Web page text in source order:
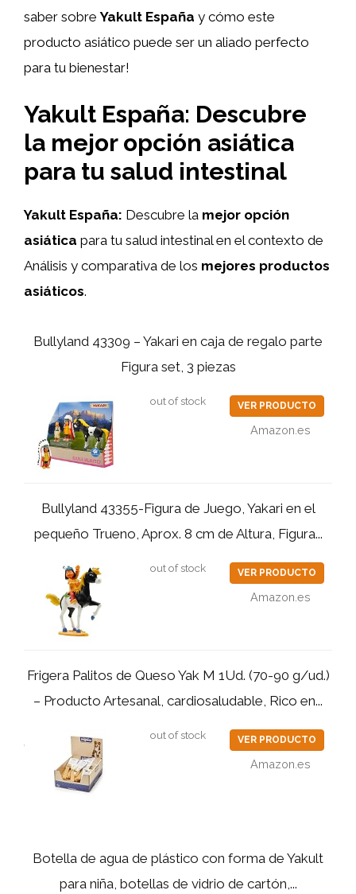
saber sobreYakult España y cómo este
producto asiático puede ser un aliado perfecto
para tu bienestar!
Yakult España: Descubre
la mejor opción asiática
para tu salud intestinal
Yakult España: Descubre la mejor opción
asiática para tu salud intestinal en el contexto de
Análisis y comparativa de los mejores productos
asiáticos.
Bullyland 43309 – Yakari en caja de regalo parte
Figura set, 3 piezas
out of stock VER PRODUCTO
Amazon.es
Bullyland 43355-Figura de Juego, Yakari en el
pequeño Trueno, Aprox. 8 cm de Altura, Figura...
out of stock VER PRODUCTO
Amazon.es
Frigera Palitos de Queso Yak M 1Ud. (70-90 g/ud.)
– Producto Artesanal, cardiosaludable, Rico en...
out of stock VER PRODUCTO
Amazon.es
Botella de agua de plástico con forma de Yakult
para niña, botellas de vidrio de cartón,...